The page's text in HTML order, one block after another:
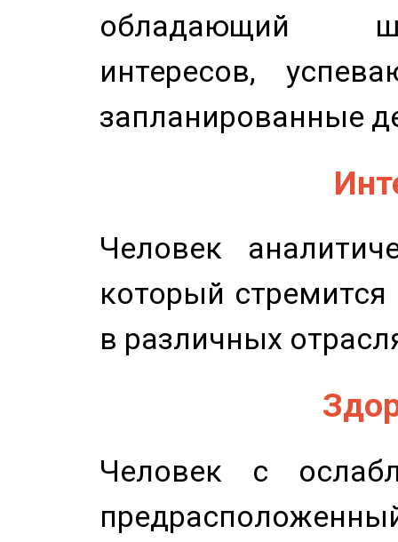
обладающий
интересов,
запланированные
Человек
который
в различных
Человек с